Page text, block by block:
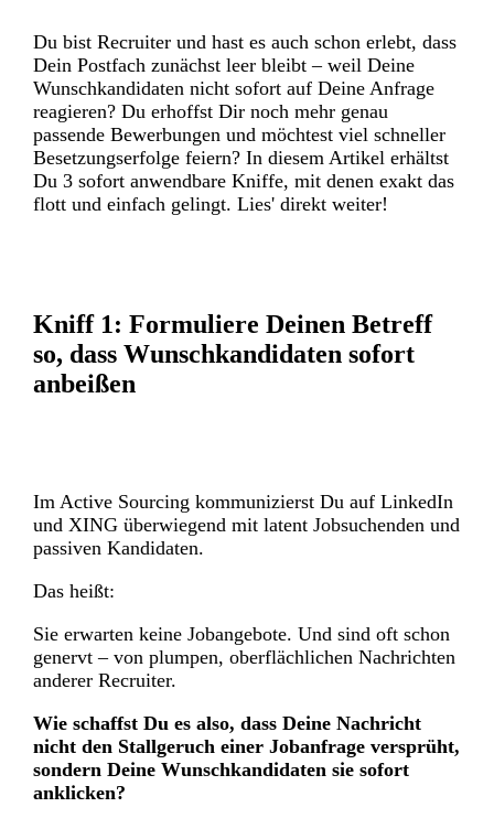
Du bist Recruiter und hast es auch schon erlebt, dass
Dein Postfach zunächst leer bleibt – weil Deine
Wunschkandidaten nicht sofort auf Deine Anfrage
reagieren? Du erhoffst Dir noch mehr genau
passende Bewerbungen und möchtest viel schneller
Besetzungserfolge feiern? In diesem Artikel erhältst
Du 3 sofort anwendbare Kniffe, mit denen exakt das
flott und einfach gelingt. Lies' direkt weiter!
Kniff 1: Formuliere Deinen Betreff
so, dass Wunschkandidaten sofort
anbeißen
Im Active Sourcing kommunizierst Du auf LinkedIn
und XING überwiegend mit latent Jobsuchenden und
passiven Kandidaten.
Das heißt:
Sie erwarten keine Jobangebote. Und sind oft schon
genervt – von plumpen, oberflächlichen Nachrichten
anderer Recruiter.
Wie schaffst Du es also, dass Deine Nachricht
nicht den Stallgeruch einer Jobanfrage versprüht,
sondern Deine Wunschkandidaten sie sofort
anklicken?